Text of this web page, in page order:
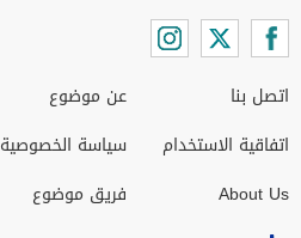
اتصل بنا
اتفاقية الاستخدام
About Us
عن موضوع
سياسة الخصوصية
فريق موضوع